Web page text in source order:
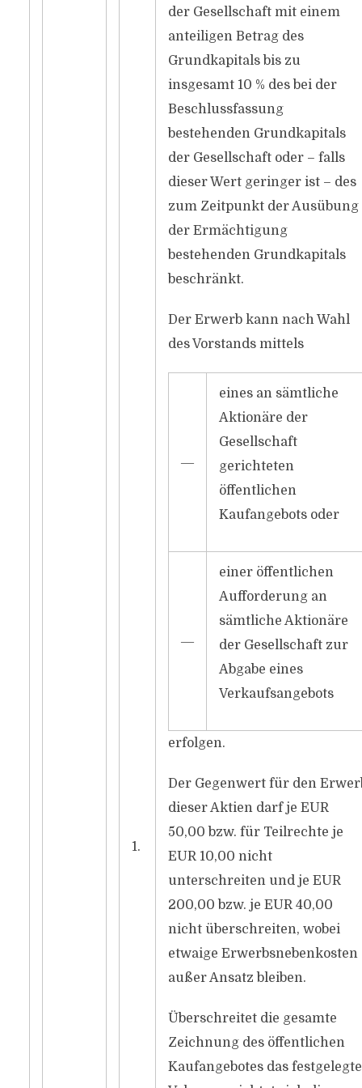
1.
der Gesellschaft mit einem
anteiligen Betrag des
Grundkapitals bis zu
insgesamt 10 % des bei der
Beschlussfassung
bestehenden Grundkapitals
der Gesellschaft oder – falls
dieser Wert geringer ist – des
zum Zeitpunkt der Ausübung
der Ermächtigung
bestehenden Grundkapitals
beschränkt.
Der Erwerb kann nach Wahl
des Vorstands mittels
―
eines an sämtliche
Aktionäre der
Gesellschaft
gerichteten
öffentlichen
Kaufangebots oder
―
einer öffentlichen
Aufforderung an
sämtliche Aktionäre
der Gesellschaft zur
Abgabe eines
Verkaufsangebots
erfolgen.
Der Gegenwert für den
dieser Aktien darf je EUR
50,00 bzw. für Teilrechte je
EUR 10,00 nicht
unterschreiten und je EUR
200,00 bzw. je EUR 40,00
nicht überschreiten, wobei
etwaige Erwerbsnebenkosten
außer Ansatz bleiben.
Überschreitet die gesamte
Zeichnung des öffentlichen
Kaufangebotes das festgelegte